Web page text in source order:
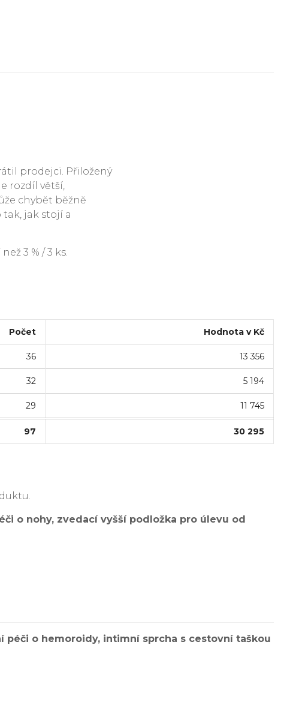
prodejci. Přiložený
rozdíl větší,
chybět běžně
jak stojí a
3 % / 3 ks.
Počet Hodnota v Kč
36 13 356
32 5 194
29 11 745
97 30 295
o nohy, zvedací vyšší podložka pro úlevu od
péči o hemoroidy, intimní sprcha s cestovní taškou